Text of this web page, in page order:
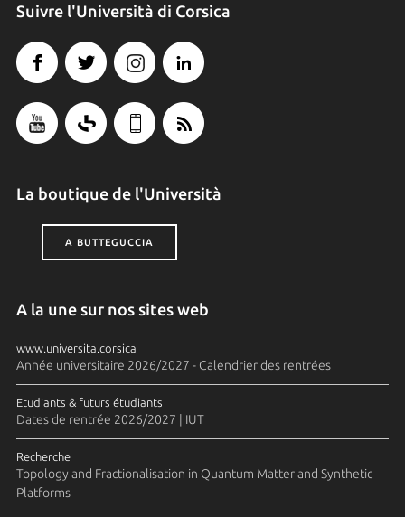
Suivre l'Università di Corsica
La boutique de l'Università
A BUTTEGUCCIA
A la une sur nos sites web
www.universita.corsica
Année universitaire 2026/2027 - Calendrier des rentrées
Etudiants & futurs étudiants
Dates de rentrée 2026/2027 | IUT
Recherche
Topology and Fractionalisation in Quantum Matter and Synthetic
Platforms